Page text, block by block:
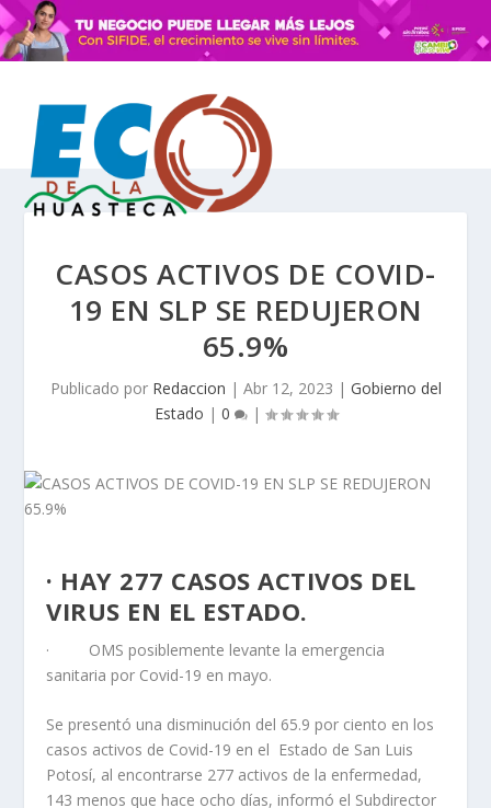
CASOS ACTIVOS DE COVID-
19 EN SLP SE REDUJERON
65.9%
Publicado por Redaccion | Abr 12, 2023 | Gobierno del
Estado | 0 |
· HAY 277 CASOS ACTIVOS DEL
VIRUS EN EL ESTADO.
· OMS posiblemente levante la emergencia
sanitaria por Covid-19 en mayo.
Se presentó una disminución del 65.9 por ciento en los
casos activos de Covid-19 en el Estado de San Luis
Potosí, al encontrarse 277 activos de la enfermedad,
143 menos que hace ocho días, informó el Subdirector